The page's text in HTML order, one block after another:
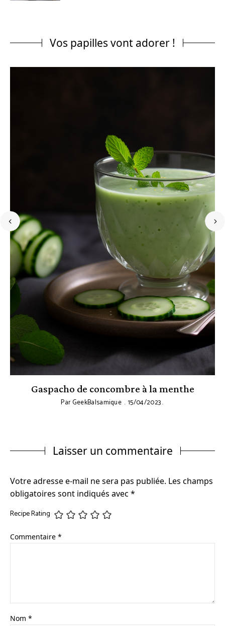
Vos papilles vont adorer !
Gaspacho de concombre à la menthe
Par GeekBalsamique 15/04/2023
Laisser un commentaire
Votre adresse e-mail ne sera pas publiée. Les champs
obligatoires sont indiqués avec *
Recipe Rating
Commentaire *
Nom *